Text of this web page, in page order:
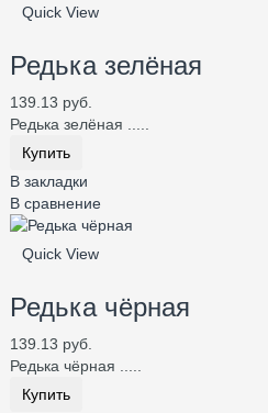
Quick View
Редька зелёная
139.13 руб.
Редька зелёная .....
Купить
В закладки
В сравнение
Quick View
Редька чёрная
139.13 руб.
Редька чёрная .....
Купить